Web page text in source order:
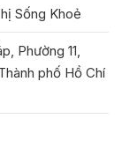
Sống Khoẻ
Phường 11,
phố Hồ Chí